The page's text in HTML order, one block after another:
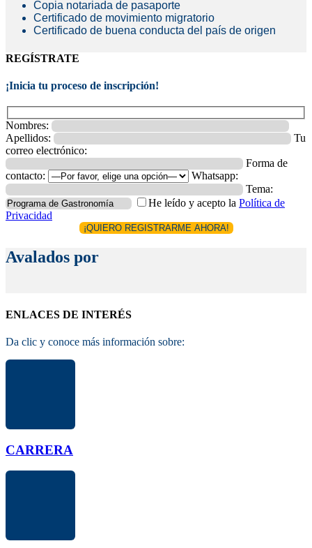
Copia notariada de pasaporte
Certificado de movimiento migratorio
Certificado de buena conducta del país de origen
REGÍSTRATE
¡Inicia tu proceso de inscripción!
Nombres:
Apellidos:
Tu
correo electrónico:
Forma de
contacto:
Whatsapp:
Tema:
He leído y acepto la Política de
Privacidad
Avalados por
ENLACES DE INTERÉS
Da clic y conoce más información sobre:
CARRERA